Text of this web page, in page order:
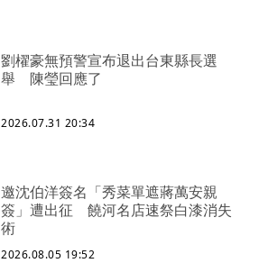
劉櫂豪無預警宣布退出台東縣長選
舉 陳瑩回應了
2026.07.31 20:34
邀沈伯洋簽名「秀菜單遮蔣萬安親
簽」遭出征 饒河名店速祭白漆消失
術
2026.08.05 19:52